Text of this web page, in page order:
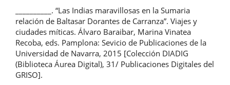
__________. “Las Indias maravillosas en la Sumaria
relación de Baltasar Dorantes de Carranza”. Viajes y
ciudades míticas. Álvaro Baraibar, Marina Vinatea
Recoba, eds. Pamplona: Sevicio de Publicaciones de la
Universidad de Navarra, 2015 [Colección DIADIG
(Biblioteca Áurea Digital), 31/ Publicaciones Digitales del
GRISO].